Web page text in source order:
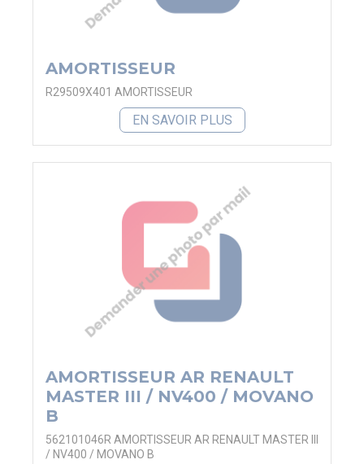
AMORTISSEUR
R29509X401 AMORTISSEUR
EN SAVOIR PLUS
AMORTISSEUR AR RENAULT
MASTER III / NV400 / MOVANO
B
562101046R AMORTISSEUR AR RENAULT MASTER III
/ NV400 / MOVANO B